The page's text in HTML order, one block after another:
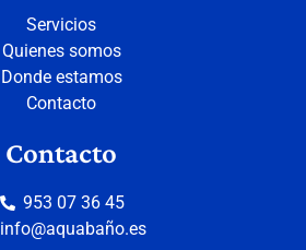
Servicios
Quienes somos
Donde estamos
Contacto
Contacto
953 07 36 45
info@aquabaño.es